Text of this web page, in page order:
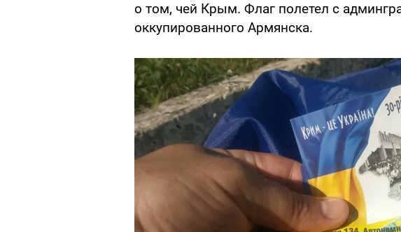
о том, чей Крым. Флаг полетел с
оккупированного Армянска.